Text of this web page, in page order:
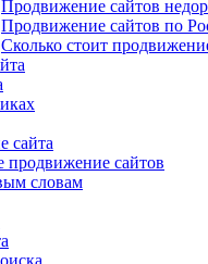
Продвижение сайтов
Продвижение сайтов по
Сколько стоит
сайта
продвижение сайтов
словам